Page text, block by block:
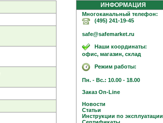
ИНФОРМАЦИЯ
Многоканальный телефон:
(495) 241-19-45
safe@safemarket.ru
Наши координаты:
офис, магазин, склад
Режим работы:
Пн. - Вс.: 10.00 - 18.00
Заказ On-Line
Новости
Статьи
Инструкции по эксплуатации